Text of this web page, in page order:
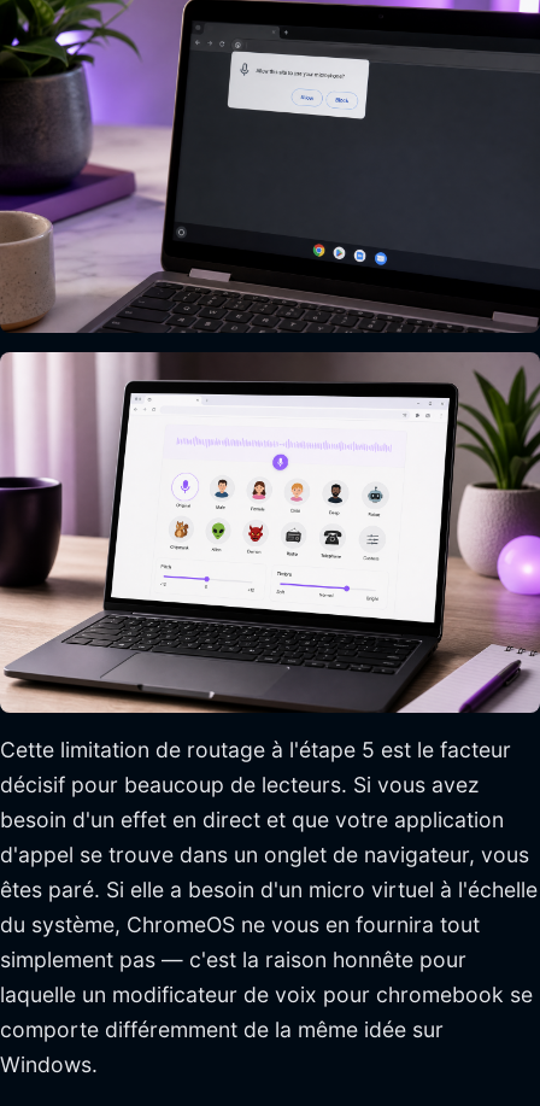
Cette limitation de routage à l'étape 5 est le facteur
décisif pour beaucoup de lecteurs. Si vous avez
besoin d'un effet en direct et que votre application
d'appel se trouve dans un onglet de navigateur, vous
êtes paré. Si elle a besoin d'un micro virtuel à l'échelle
du système, ChromeOS ne vous en fournira tout
simplement pas — c'est la raison honnête pour
laquelle un modificateur de voix pour chromebook se
comporte différemment de la même idée sur
Windows.